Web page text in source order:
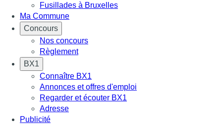
Fusillades à Bruxelles
Ma Commune
Concours
Nos concours
Règlement
BX1
Connaître BX1
Annonces et offres d'emploi
Regarder et écouter BX1
Adresse
Publicité